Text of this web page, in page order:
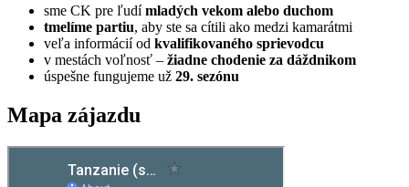
sme CK pre ľudímladých vekom alebo duchom
tmelíme partiu, aby ste sa cítili ako medzi kamarátmi
veľa informácií od kvalifikovaného sprievodcu
v mestách voľnosť – žiadne chodenie za dáždnikom
úspešne fungujeme už 29. sezónu
Mapa zájazdu